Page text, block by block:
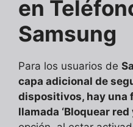
en
Samsung
Para los usuarios de
capa adicional de
dispositivos, hay una
llamada ‘Bloquear red